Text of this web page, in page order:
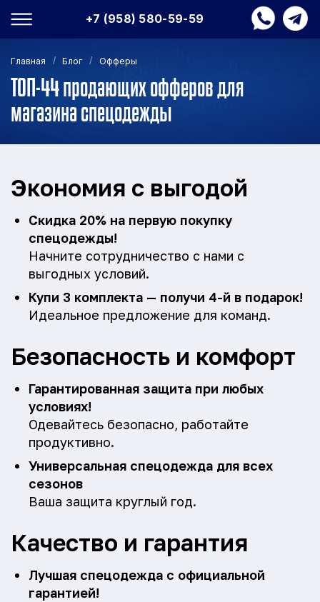
+7 (958) 580-59-59
Главная / Блог / Офферы
ТОП-44 продающих офферов для
магазина спецодежды
Экономия с выгодой
Скидка 20% на первую покупку
спецодежды!
Начните сотрудничество с нами с
выгодных условий.
Купи 3 комплекта — получи 4-й в подарок!
Идеальное предложение для команд.
Безопасность и комфорт
Гарантированная защита при любых
условиях!
Одевайтесь безопасно, работайте
продуктивно.
Универсальная спецодежда для всех
сезонов
Ваша защита круглый год.
Качество и гарантия
Лучшая спецодежда с официальной
гарантией!